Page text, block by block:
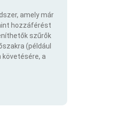
amely már
hozzáférést
szűrők
(például
követésére, a